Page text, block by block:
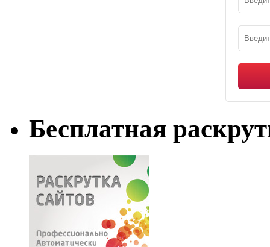
Бесплатная